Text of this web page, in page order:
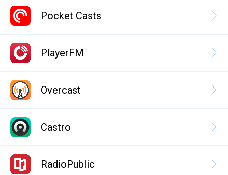
Pocket Casts
PlayerFM
Overcast
Castro
RadioPublic